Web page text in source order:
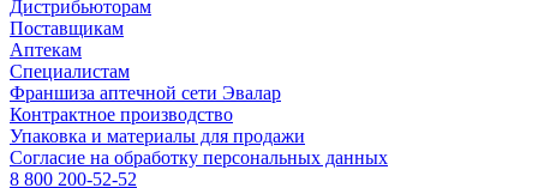
Дистрибьюторам
Поставщикам
Аптекам
Специалистам
Франшиза аптечной сети Эвалар
Контрактное производство
Упаковка и материалы для продажи
Согласие на обработку персональных данных
8 800 200-52-52